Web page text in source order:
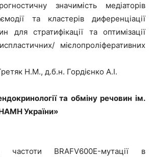
значимість медіаторів
та кластерів диференціації
для стратифікації та оптимізації
мієлопроліферативних
Н.М., д.б.н. Гордієнко А.І.
та обміну речовин ім.
України»
частоти BRAFV600E-мутації в